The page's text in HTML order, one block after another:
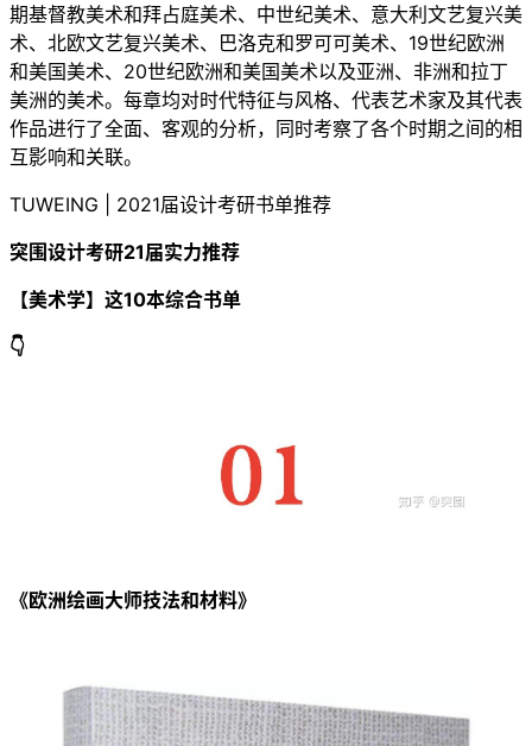
期基督教美术和拜占庭美术、中世纪美术、意大利文艺复兴美
术、北欧文艺复兴美术、巴洛克和罗可可美术、19世纪欧洲
和美国美术、20世纪欧洲和美国美术以及亚洲、非洲和拉丁
美洲的美术。每章均对时代特征与风格、代表艺术家及其代表
作品进行了全面、客观的分析，同时考察了各个时期之间的相
互影响和关联。
TUWEING | 2021届设计考研书单推荐
突围设计考研21届实力推荐
【美术学】这10本综合书单
👇
《欧洲绘画大师技法和材料》